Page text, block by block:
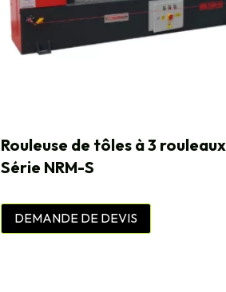
Rouleuse de tôles à 3 rouleaux
Série NRM-S
DEMANDE DE DEVIS